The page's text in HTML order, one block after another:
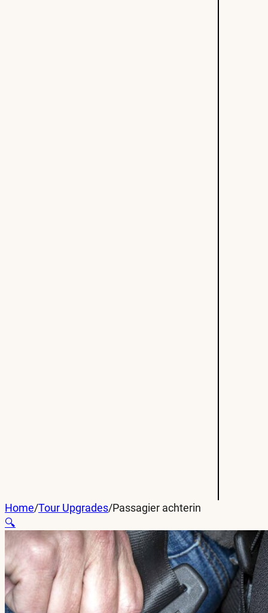
Home/Tour Upgrades/Passagier achterin
🔍